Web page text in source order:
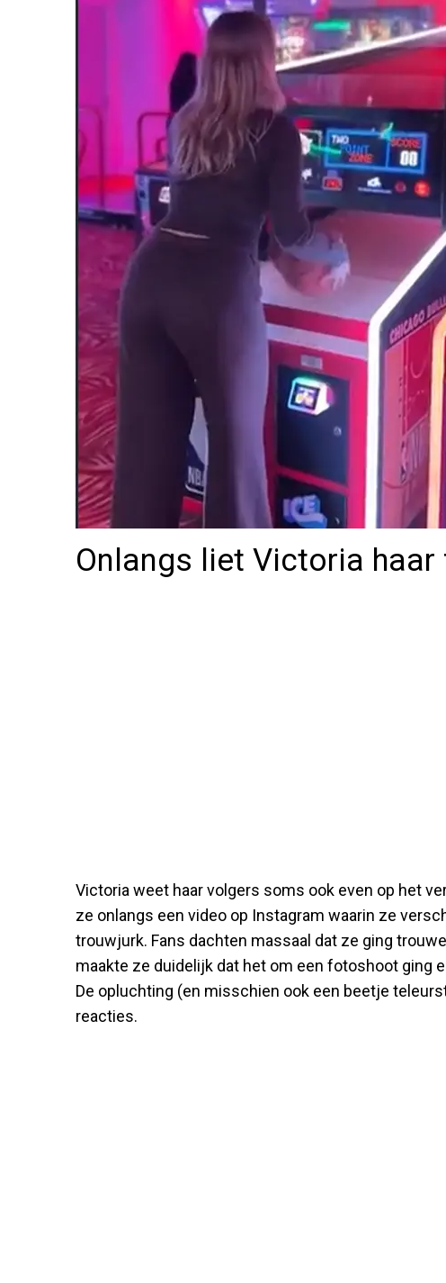
Onlangs liet Victoria
Victoria weet haar volgers soms ook even op het
ze onlangs een video op Instagram waarin ze
trouwjurk. Fans dachten massaal dat ze ging
maakte ze duidelijk dat het om een fotoshoot ging
De opluchting (en misschien ook een beetje
reacties.